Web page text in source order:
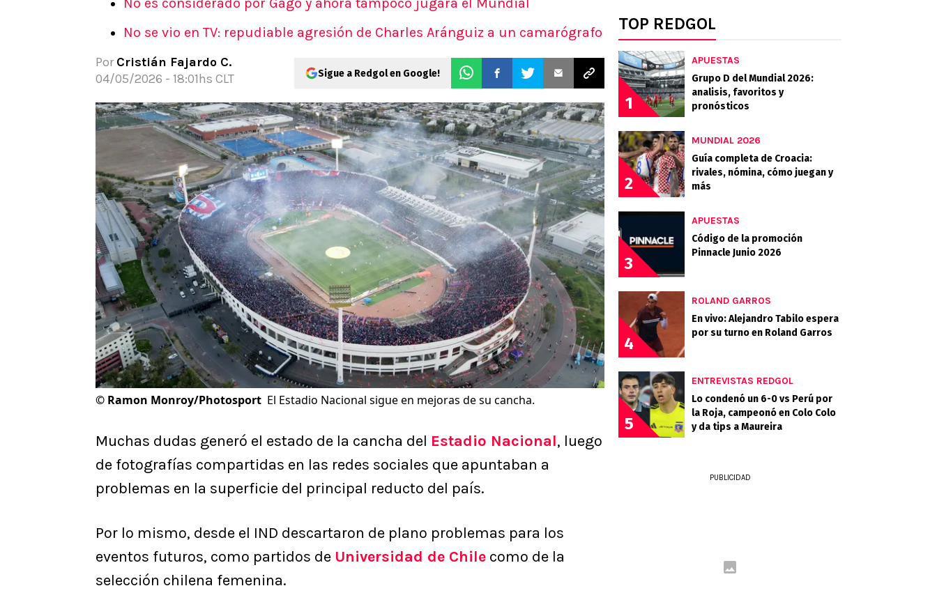
Apuesta del día
No se vio en TV: repudiable agresión de Charles Aránguiz a un camarógrafo
Por Cristián Fajardo C.
04/05/2026 - 18:01hs CLT
Sigue a Redgol en Google!
© Ramon Monroy/Photosport El Estadio Nacional sigue en mejoras de su cancha.
Muchas dudas generó el estado de la cancha del Estadio Nacional, luego
de fotografías compartidas en las redes sociales que apuntaban a
problemas en la superficie del principal reducto del país.
Por lo mismo, desde el IND descartaron de plano problemas para los
eventos futuros, como partidos de Universidad de Chile como de la
selección chilena femenina.
TOP REDGOL
1
APUESTAS
Grupo D del Mundial 2026:
analisis, favoritos y
pronósticos
2
MUNDIAL 2026
Guía completa de Croacia:
rivales, nómina, cómo juegan y
más
3
APUESTAS
Código de la promoción
Pinnacle Junio 2026
4
ROLAND GARROS
En vivo: Alejandro Tabilo espera
por su turno en Roland Garros
5
ENTREVISTAS REDGOL
Lo condenó un 6-0 vs Perú por
la Roja, campeonó en Colo Colo
y da tips a Maureira
PUBLICIDAD